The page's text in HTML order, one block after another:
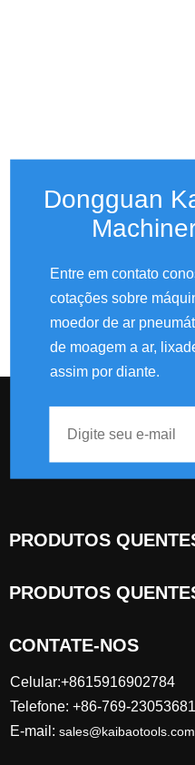
Dongguan
Entre em contato
cotações sobre
moedor de ar
de moagem a ar,
assim por diante.
PRODUTOS
PRODUTOS
CONTATE-NOS
Celular:+8615916902784
Telefone: +86-769-23053681
E-mail: sales@kaibaotools.com